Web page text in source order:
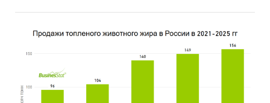
Материалы отраслевых учреждений и базы
(United Nations Statistics Division: